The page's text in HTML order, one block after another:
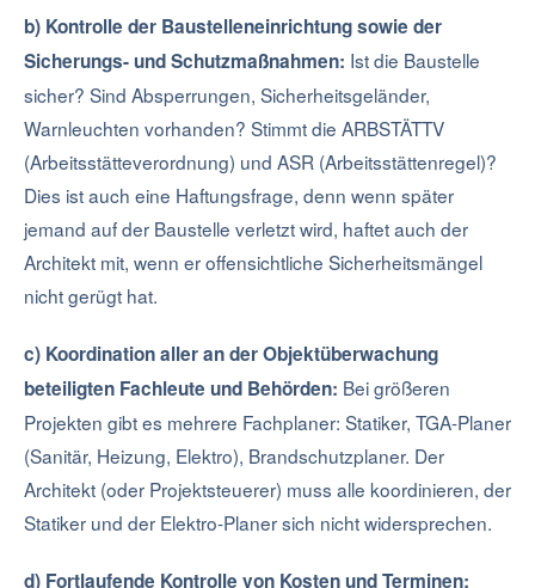
b) Kontrolle der Baustelleneinrichtung sowie der
Sicherungs- und Schutzmaßnahmen: Ist die Baustelle
sicher? Sind Absperrungen, Sicherheitsgeländer,
Warnleuchten vorhanden? Stimmt die ARBSTÄTTV
(Arbeitsstätteverordnung) und ASR (Arbeitsstättenregel)?
Dies ist auch eine Haftungsfrage, denn wenn später
jemand auf der Baustelle verletzt wird, haftet auch der
Architekt mit, wenn er offensichtliche Sicherheitsmängel
nicht gerügt hat.
c) Koordination aller an der Objektüberwachung
beteiligten Fachleute und Behörden: Bei größeren
Projekten gibt es mehrere Fachplaner: Statiker, TGA-Planer
(Sanitär, Heizung, Elektro), Brandschutzplaner. Der
Architekt (oder Projektsteuerer) muss alle koordinieren, der
Statiker und der Elektro-Planer sich nicht widersprechen.
d) Fortlaufende Kontrolle von Kosten und Terminen: